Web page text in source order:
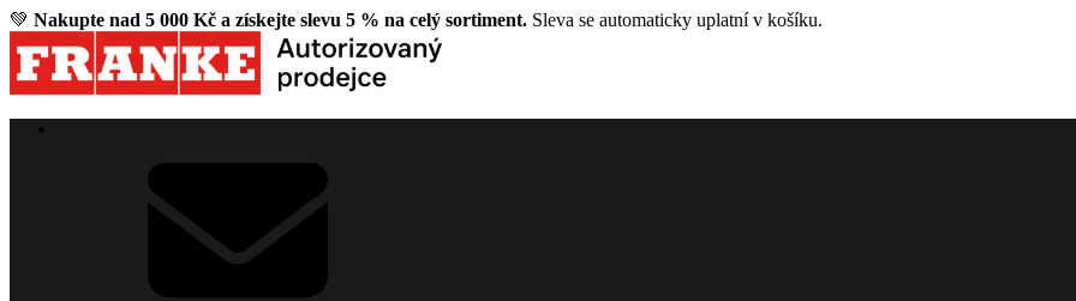
💚 Nakupte nad 5 000 Kč a získejte slevu 5 % na celý sortiment. Sleva se automaticky uplatní v košíku.